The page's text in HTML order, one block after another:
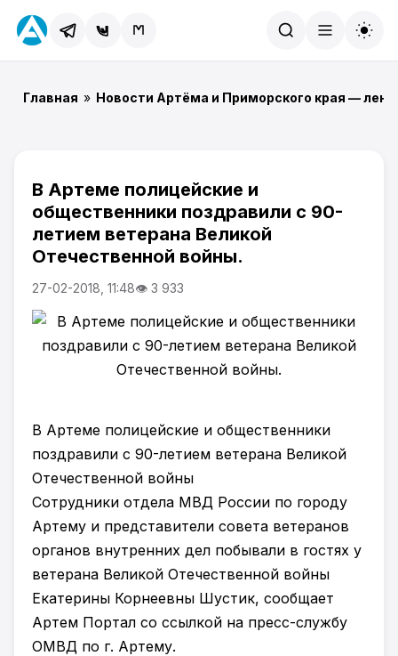
Главная » Новости Артёма и Приморского края —
В Артеме полицейские и
общественники поздравили с 90-
летием ветерана Великой
Отечественной войны.
27-02-2018, 11:48👁 3 933
В Артеме полицейские и общественники
поздравили с 90-летием ветерана Великой
Отечественной войны
Сотрудники отдела МВД России по городу
Артему и представители совета ветеранов
органов внутренних дел побывали в гостях у
ветерана Великой Отечественной войны
Екатерины Корнеевны Шустик, сообщает
Артем Портал со ссылкой на пресс-службу
ОМВД по г. Артему.